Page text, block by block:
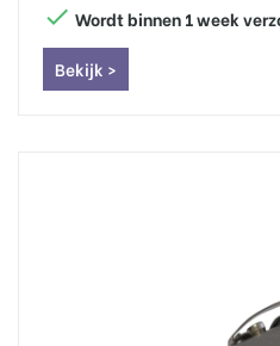
 Wordt binnen 1 week
Bekijk >